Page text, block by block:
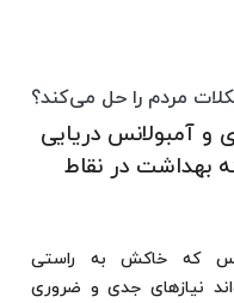
مردم را حل می‌كند؟
و آمبولانس دریایی
بهداشت در نقاط
كه خاكش به راستی
نیازهای جدی و ضروری